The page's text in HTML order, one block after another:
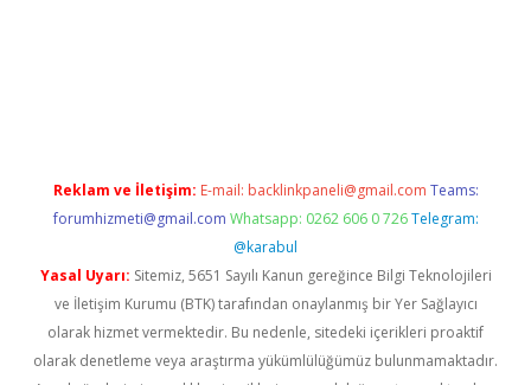
Reklam ve İletişim: E-mail: backlinkpaneli@gmail.com Teams:
forumhizmeti@gmail.com Whatsapp: 0262 606 0 726 Telegram:
@karabul
Yasal Uyarı: Sitemiz, 5651 Sayılı Kanun gereğince Bilgi Teknolojileri
ve İletişim Kurumu (BTK) tarafından onaylanmış bir Yer Sağlayıcı
olarak hizmet vermektedir. Bu nedenle, sitedeki içerikleri proaktif
olarak denetleme veya araştırma yükümlülüğümüz bulunmamaktadır.